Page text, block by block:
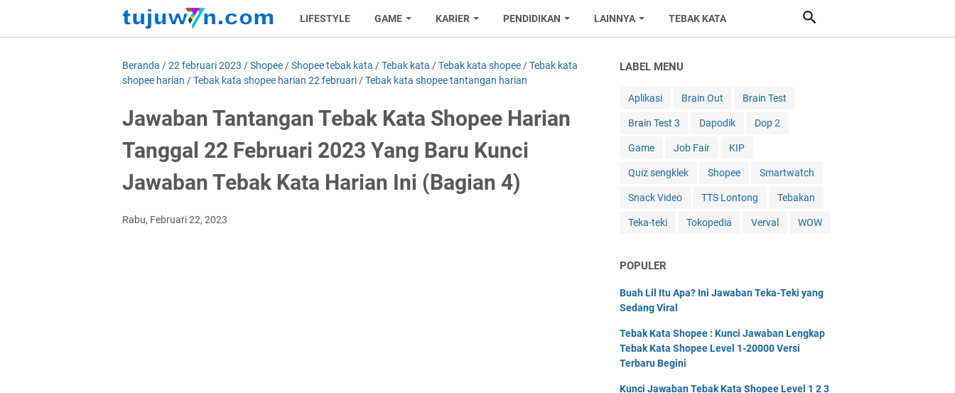
LIFESTYLE GAME KARIER PENDIDIKAN LAINNYA TEBAK KATA
Beranda /22 februari 2023 /Shopee /Shopee tebak kata /Tebak kata /Tebak kata shopee /Tebak kata
shopee harian /Tebak kata shopee harian 22 februari /Tebak kata shopee tantangan harian
Jawaban Tantangan Tebak Kata Shopee Harian
Tanggal 22 Februari 2023 Yang Baru Kunci
Jawaban Tebak Kata Harian Ini (Bagian 4)
Rabu, Februari 22, 2023
LABEL MENU
Aplikasi Brain Out Brain Test
Brain Test 3 Dapodik Dop 2
Game Job Fair KIP
Quiz sengklek Shopee Smartwatch
Snack Video TTS Lontong Tebakan
Teka-teki Tokopedia Verval WOW
POPULER
Buah Lil Itu Apa? Ini Jawaban Teka-Teki yang
Sedang Viral
Tebak Kata Shopee : Kunci Jawaban Lengkap
Tebak Kata Shopee Level 1-20000 Versi
Terbaru Begini
Kunci Jawaban Tebak Kata Shopee Level 1 2 3